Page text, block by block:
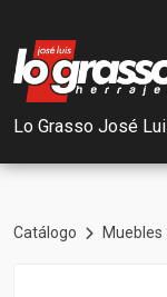
Lo Grasso José
Catálogo Muebles